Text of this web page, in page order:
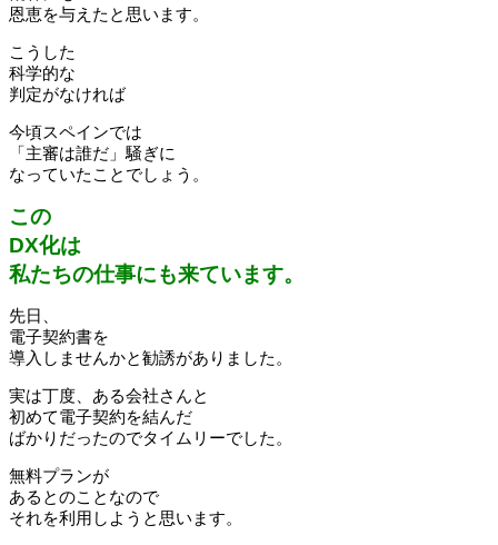
恩恵を与えたと思います。
こうした
科学的な
判定がなければ
今頃スペインでは
「主審は誰だ」騒ぎに
なっていたことでしょう。
この
DX化は
私たちの仕事にも来ています。
先日、
電子契約書を
導入しませんかと勧誘がありました。
実は丁度、ある会社さんと
初めて電子契約を結んだ
ばかりだったのでタイムリーでした。
無料プランが
あるとのことなので
それを利用しようと思います。